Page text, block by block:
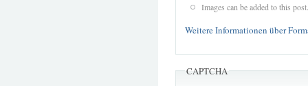
Images can be added to this post.
Weitere Informationen über
CAPTCHA